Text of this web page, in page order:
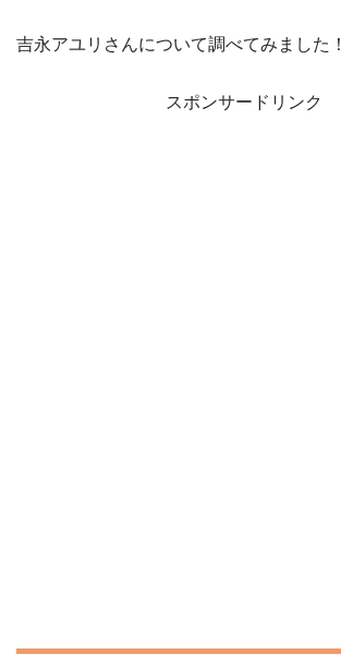
吉永アユリさんについて調べてみました！
スポンサードリンク